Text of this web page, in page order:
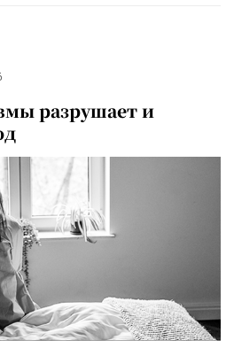
разрушает и